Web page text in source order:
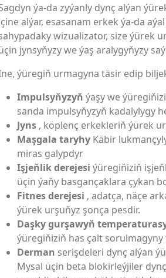
ýa-da zyýanly dynç alýan
alýar, esasanam erkek ýa-da
wizualizator, size ýürek
jynsyňyzy we ýaş aralygyňyzy
ýüregiň urmagyna täsir edip
Impulsyňyzyň ýaşy we
sanda impulsyňyzyň kadalylygy
Jyns , köplenç erkekleriň ýürek
Maşgala taryhy Käbir
miras galypdyr
Işjeňlik derejesi ýüregiňiziň
üçin ýaňy basgançaklara çykan
Fitnes derejesi , adatça, näçe
ýürek urşuňyz şonça pesdir.
Daşky gurşawyň
ýüregiňiziň has çalt sorulmagyny
Derman serişdeleri dynç alýan
Mysal üçin beta blokirleýjiler